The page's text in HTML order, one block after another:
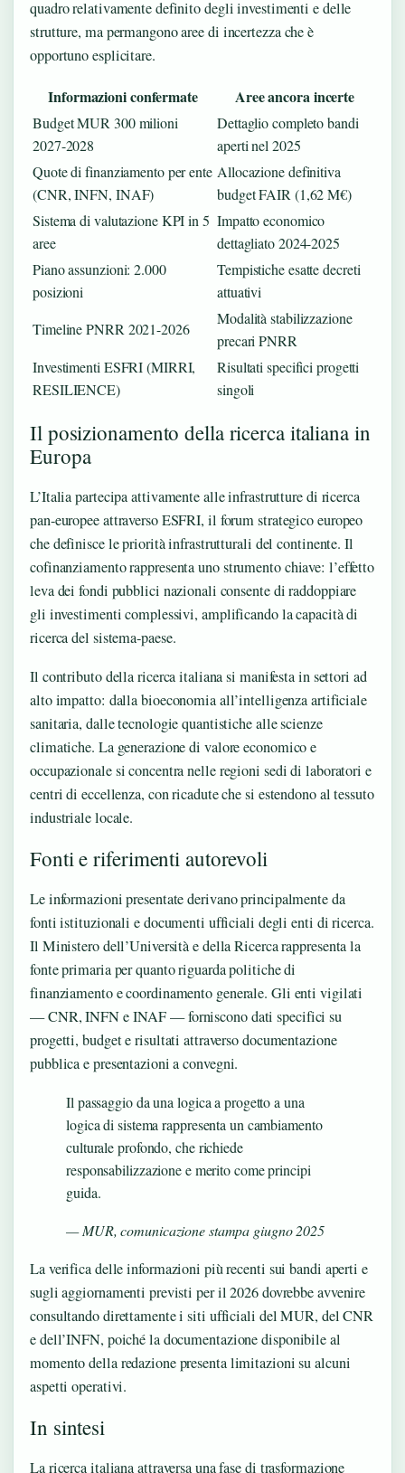
quadro relativamente definito degli investimenti e delle
strutture, ma permangono aree di incertezza che è
opportuno esplicitare.
Informazioni confermate Aree ancora incerte
Budget MUR 300 milioni
2027-2028
Dettaglio completo bandi
aperti nel 2025
Quote di finanziamento per ente
(CNR, INFN, INAF)
Allocazione definitiva
budget FAIR (1,62 M€)
Sistema di valutazione KPI in 5
aree
Impatto economico
dettagliato 2024-2025
Piano assunzioni: 2.000
posizioni
Tempistiche esatte decreti
attuativi
Timeline PNRR 2021-2026
Modalità stabilizzazione
precari PNRR
Investimenti ESFRI (MIRRI,
RESILIENCE)
Risultati specifici progetti
singoli
Il posizionamento della ricerca italiana in
Europa
L’Italia partecipa attivamente alle infrastrutture di ricerca
pan-europee attraverso ESFRI, il forum strategico europeo
che definisce le priorità infrastrutturali del continente. Il
cofinanziamento rappresenta uno strumento chiave: l’effetto
leva dei fondi pubblici nazionali consente di raddoppiare
gli investimenti complessivi, amplificando la capacità di
ricerca del sistema-paese.
Il contributo della ricerca italiana si manifesta in settori ad
alto impatto: dalla bioeconomia all’intelligenza artificiale
sanitaria, dalle tecnologie quantistiche alle scienze
climatiche. La generazione di valore economico e
occupazionale si concentra nelle regioni sedi di laboratori e
centri di eccellenza, con ricadute che si estendono al tessuto
industriale locale.
Fonti e riferimenti autorevoli
Le informazioni presentate derivano principalmente da
fonti istituzionali e documenti ufficiali degli enti di ricerca.
Il Ministero dell’Università e della Ricerca rappresenta la
fonte primaria per quanto riguarda politiche di
finanziamento e coordinamento generale. Gli enti vigilati
— CNR, INFN e INAF — forniscono dati specifici su
progetti, budget e risultati attraverso documentazione
pubblica e presentazioni a convegni.
Il passaggio da una logica a progetto a una
logica di sistema rappresenta un cambiamento
culturale profondo, che richiede
responsabilizzazione e merito come principi
guida.
— MUR, comunicazione stampa giugno 2025
La verifica delle informazioni più recenti sui bandi aperti e
sugli aggiornamenti previsti per il 2026 dovrebbe avvenire
consultando direttamente i siti ufficiali del MUR, del CNR
e dell’INFN, poiché la documentazione disponibile al
momento della redazione presenta limitazioni su alcuni
aspetti operativi.
In sintesi
La ricerca italiana attraversa una fase di trasformazione